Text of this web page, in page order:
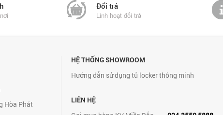
Đổi trả
Linh hoạt đổi trả
Hòa Phát
HỆ THỐNG SHOWROOM
Hướng dẫn sử dụng tủ locker thông minh
LIÊN HỆ